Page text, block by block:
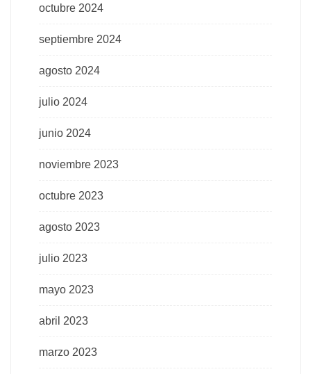
octubre 2024
septiembre 2024
agosto 2024
julio 2024
junio 2024
noviembre 2023
octubre 2023
agosto 2023
julio 2023
mayo 2023
abril 2023
marzo 2023